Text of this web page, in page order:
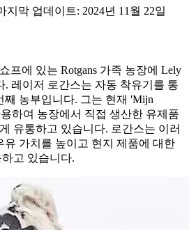
지막 업데이트: 2024년 11월 22일
프에 있는 Rotgans 가족 농장에 Lely
. 레이저 로간스는 자동 착유기를 통
농부입니다. 그는 현재 'Mijn
하여 농장에서 직접 생산한 유제품
유통하고 있습니다. 로간스는 이러
유 가치를 높이고 현지 제품에 대한
고 있습니다.